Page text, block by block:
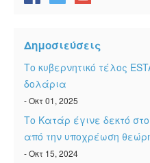
Δημοσιεύσεις
Το κυβερνητικό τέλος
δολάρια
- Οκτ 01, 2025
Το Κατάρ έγινε δεκτό
από την υποχρέωση
- Οκτ 15, 2024